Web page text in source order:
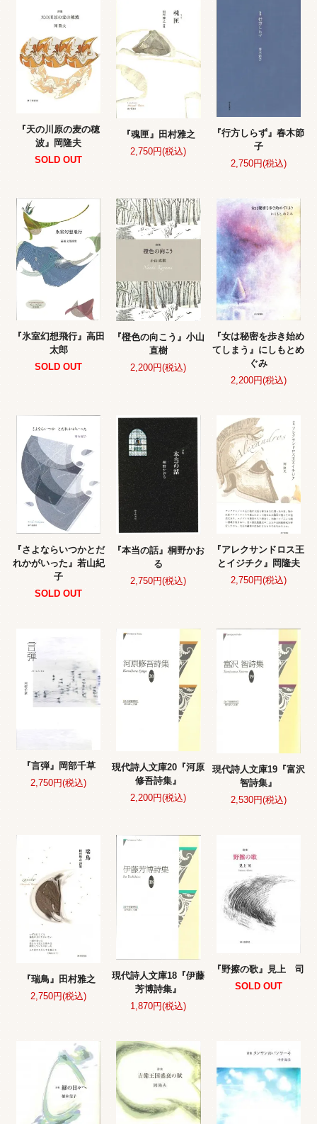
『天の川原の麦の穂
波』岡隆夫
SOLD OUT
『魂匣』田村雅之
2,750円(税込)
『行方しらず』春木節
子
2,750円(税込)
『氷室幻想飛行』高田
太郎
SOLD OUT
『橙色の向こう』小山
直樹
2,200円(税込)
『女は秘密を歩き始め
てしまう』にしもとめ
ぐみ
2,200円(税込)
『さよならいつかとだ
れかがいった』若山紀
子
SOLD OUT
『本当の話』桐野かお
る
2,750円(税込)
『アレクサンドロス王
とイジチク』岡隆夫
2,750円(税込)
『言弾』岡部千草
2,750円(税込)
現代詩人文庫20『河原
修吾詩集』
2,200円(税込)
現代詩人文庫19『富沢
智詩集』
2,530円(税込)
『瑞鳥』田村雅之
2,750円(税込)
現代詩人文庫18『伊藤
芳博詩集』
1,870円(税込)
『野擦の歌』見上 司
SOLD OUT